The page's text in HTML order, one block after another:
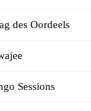
des Oordeels
Sessions